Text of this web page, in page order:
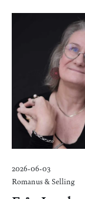
2026-06-03
Romanus & Selling